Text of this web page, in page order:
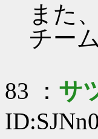
また
チー
83 ： サ